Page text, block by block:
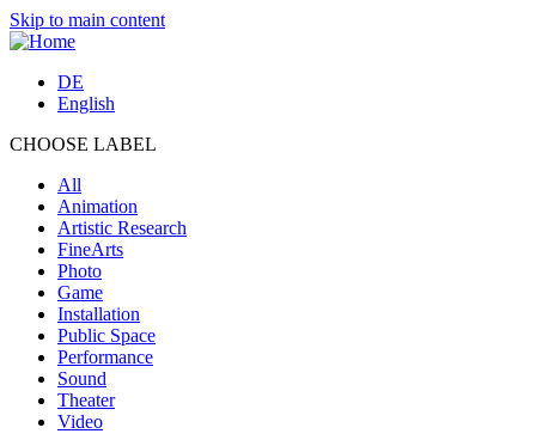
Skip to main content
DE
English
CHOOSE LABEL
All
Animation
Artistic Research
FineArts
Photo
Game
Installation
Public Space
Performance
Sound
Theater
Video